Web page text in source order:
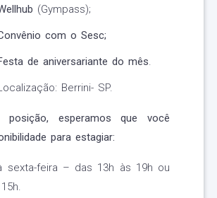
(Gympass);
com o Sesc;
de aniversariante do mês.
Berrini- SP.
posição, esperamos que você
para estagiar:
sexta-feira – das 13h às 19h ou